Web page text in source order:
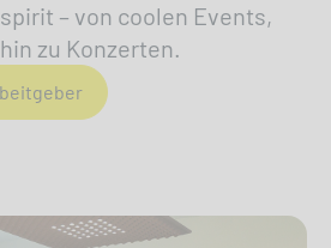
– von coolen Events,
zu Konzerten.